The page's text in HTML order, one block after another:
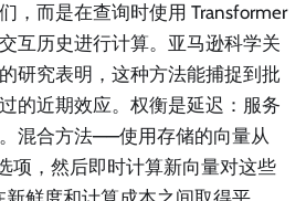
，而是在查询时使用 Transformer
互历史进行计算。亚马逊科学关
研究表明，这种方法能捕捉到批
的近期效应。权衡是延迟：服务
混合方法——使用存储的向量从
项，然后即时计算新向量对这些